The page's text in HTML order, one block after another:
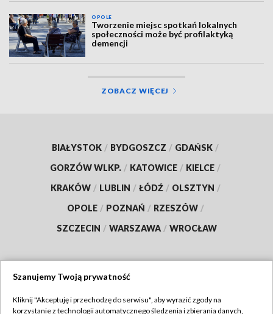
OPOLE
Tworzenie miejsc spotkań lokalnych
społeczności może być profilaktyką
demencji
ZOBACZ WIĘCEJ
BIAŁYSTOK / BYDGOSZCZ / GDAŃSK /
GORZÓW WLKP. / KATOWICE / KIELCE /
KRAKÓW / LUBLIN / ŁÓDŹ / OLSZTYN /
OPOLE / POZNAŃ / RZESZÓW /
SZCZECIN / WARSZAWA / WROCŁAW
Szanujemy Twoją prywatność
Kliknij "Akceptuję i przechodzę do serwisu", aby wyrazić zgody na
korzystanie z technologii automatycznego śledzenia i zbierania danych,